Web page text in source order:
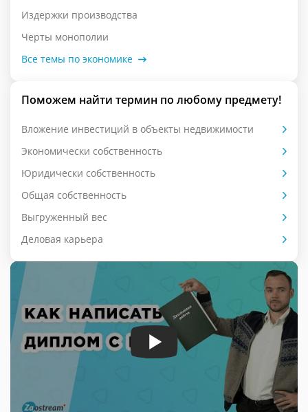
Издержки производства
Черты монополии
Все темы по экономике
Поможем найти термин по любому предмету!
Вложение инвестиций в объекты недвижимости
Экономически собственность
Юридически собственность
Общая собственность
Выгруженный вес
Деловая карьера